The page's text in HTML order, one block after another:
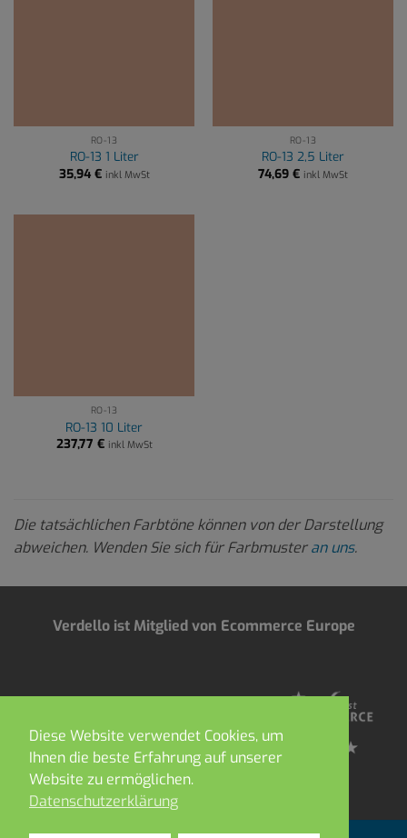
RO-13
RO-13 1 Liter
35,94 € inkl MwSt
RO-13
RO-13 2,5 Liter
74,69 € inkl MwSt
RO-13
RO-13 10 Liter
237,77 € inkl MwSt
Die tatsächlichen Farbtöne können von der Darstellung
abweichen. Wenden Sie sich für Farbmusteran uns.
Verdello ist Mitglied von Ecommerce Europe
Diese Website verwendet Cookies, um
Ihnen die beste Erfahrung auf unserer
Website zu ermöglichen.
Datenschutzerklärung